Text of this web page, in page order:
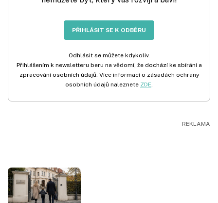
PŘIHLÁSIT SE K ODBĚRU
Odhlásit se můžete kdykoliv.
Přihlášením k newsletteru beru na vědomí, že dochází ke sbírání a
zpracování osobních údajů. Více informací o zásadách ochrany
osobních údajů naleznete ZDE.